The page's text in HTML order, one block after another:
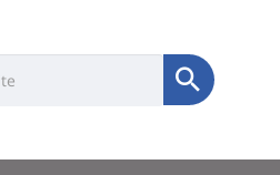
Soumettre